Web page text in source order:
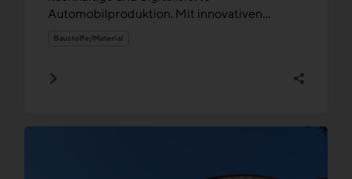
Automobilproduktion. Mit innovativen...
Baustoffe/Material